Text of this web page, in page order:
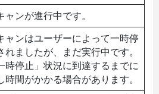
ャンが進行中です。
ャンはユーザーによって一時停
れましたが、まだ実行中です。
時停止」状況に到達するまでに
時間がかかる場合があります。